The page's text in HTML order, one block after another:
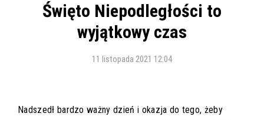
Święto Niepodległości to
wyjątkowy czas
11 listopada 2021 12:04
Nadszedł bardzo ważny dzień i okazja do tego, żeby